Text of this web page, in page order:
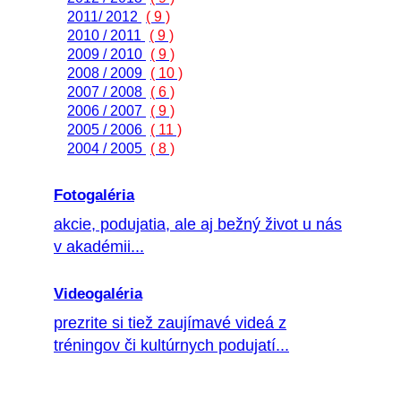
2011/ 2012
( 9 )
2010 / 2011
( 9 )
2009 / 2010 ( 9 )
2008 / 2009 ( 10 )
2007 / 2008 ( 6 )
2006 / 2007 ( 9 )
2005 / 2006 ( 11 )
2004 / 2005 ( 8 )
Fotogaléria
akcie, podujatia, ale aj bežný život u nás
v akadémii...
Videogaléria
prezrite si tiež zaujímavé videá z
tréningov či kultúrnych podujatí...